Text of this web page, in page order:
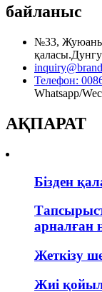
байланыс
№33, Жуюань
Телефон:
Whatsapp/
АҚПАРАТ
Бізден
арналған
Жеткізу
Жиі